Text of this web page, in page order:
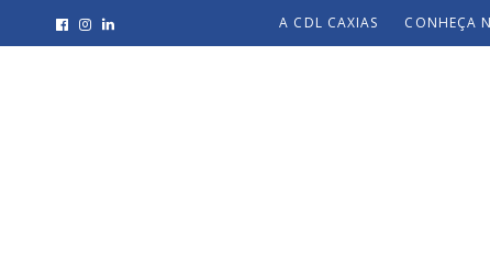
A CDL CAXIAS CONHEÇA